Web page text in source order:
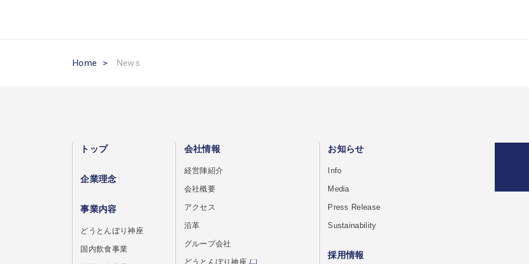
Home > News
トップ
企業理念
事業内容
どうとんぼり神座
国内飲食事業
会社情報
経営陣紹介
会社概要
アクセス
沿革
グループ会社
どうとんぼり神座
お知らせ
Info
Media
Press Release
Sustainability
採用情報